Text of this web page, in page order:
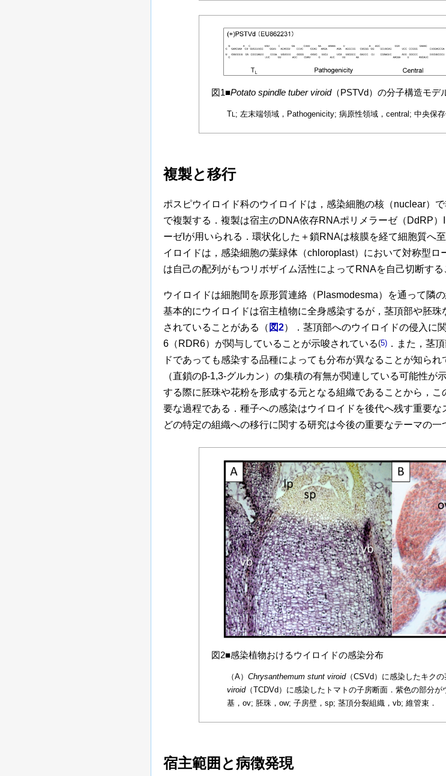
Pear blister
Di Serio et al.（2014）らの記載より一部改変 日本語名は日本
図1■Potato spindle tuber viroid（PSTVd）の分子構造モデ
TL ; 左末端領域，Pathogenicity; 病原性領域，central; 中央保
複製と移行
ポスピウイロイド科のウイロイドは，感染細胞の核（nuclear）
で複製する．複製は宿主のDNA依存RNAポリメラーゼ（DdRP
ーゼIが用いられる．環状化した＋鎖RNAは核膜を経て細胞質へ
イロイドは，感染細胞の葉緑体（chloroplast）において対称型
は自己の配列がもつリボザイム活性によってRNAを自己切断する
ウイロイドは細胞間を原形質連絡（Plasmodesma）を通って隣
基本的にウイロイドは宿主植物に全身感染するが，茎頂部や胚
されていることがある（ 図2）．茎頂部へのウイロイドの侵入に
6（RDR6）が関与していることが示唆されている(5) ．また，茎
ドであっても感染する品種によっても分布が異なることが知ら
（直鎖のβ-1,3-グルカン）の集積の有無が関連している可能性が
する際に胚珠や花粉を形成する元となる組織であることから，
要な過程である．種子への感染はウイロイドを後代へ残す重要
どの特定の組織への移行に関する研究は今後の重要なテーマの一
図2■感染植物おけるウイロイドの感染分布
（A） Chrysanthemum stunt viroid（CSVd）に感染したキクの
viroid（TCDVd）に感染したトマトの子房断面．紫色の部分
基，ov; 胚珠，ow; 子房壁，sp; 茎頂分裂組織，vb; 維管束．
宿主範囲と病徴発現